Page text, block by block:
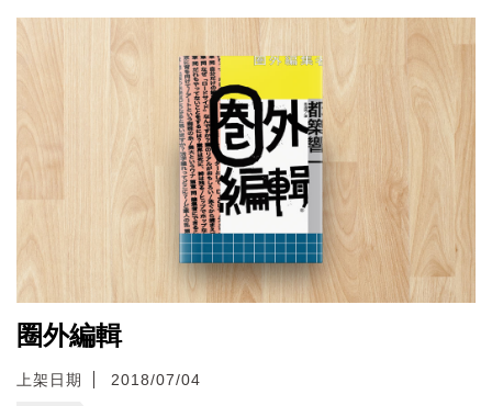
圈外編輯
上架日期 2018/07/04